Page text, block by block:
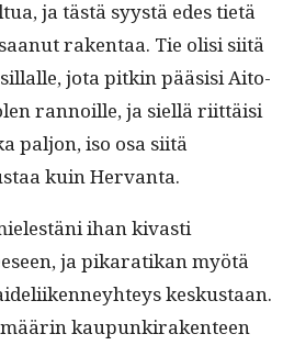
ja tästä syys­tä edes tietä
rak­en­taa. Tie olisi siitä
jota pitkin pää­sisi Aito­
ran­noille, ja siel­lä riit­täisi
paljon, iso osa siitä
kuin Hervanta.
ihan kivasti
ja pikaratikan myötä
keskus­taan.
määrin kaupunki­rak­en­teen